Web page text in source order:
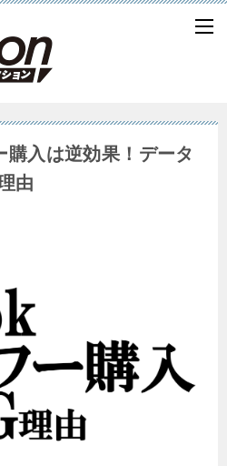
入は逆効果！データ
由